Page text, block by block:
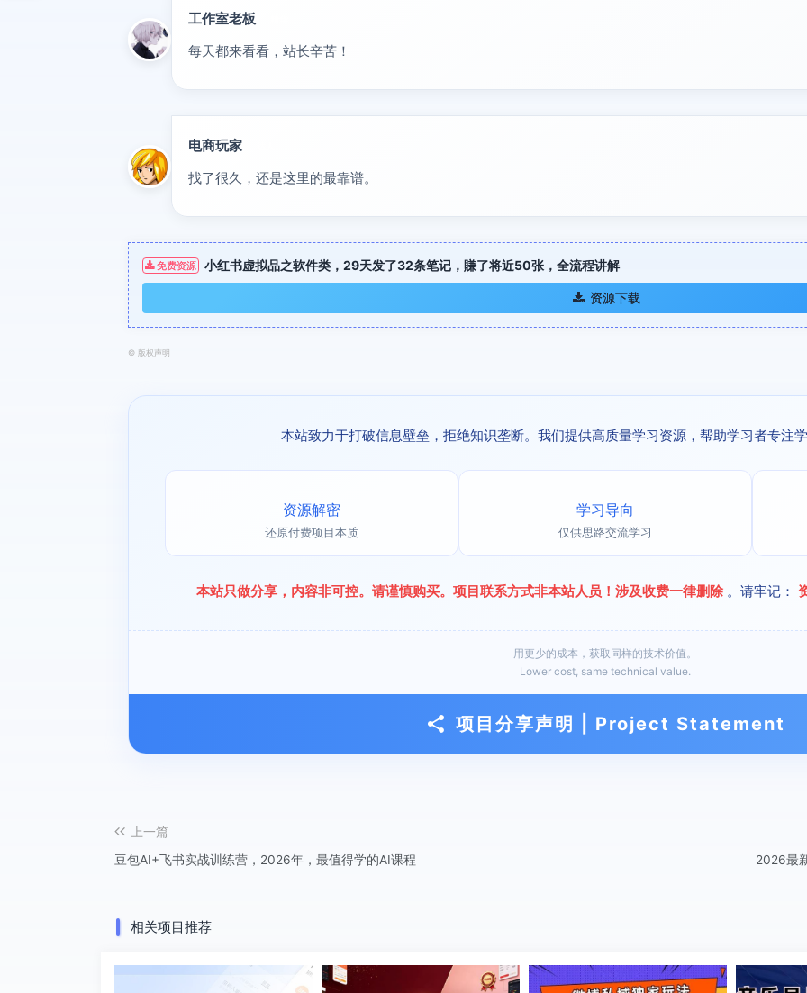
工作室老板
每天都来看看，站长辛苦！
电商玩家
找了很久，还是这里的最靠谱。
免费资源 小红书虚拟品之软件类，29天发了32条笔记，賺了将近50张，全流程讲解
资源下载
© 版权声明
本站致力于打破信息壁垒，拒绝知识垄断。我们提供高质量学习资源，帮助学习者专注
资源解密
还原付费项目本质
学习导向
仅供思路交流学习
本站只做分享，内容非可控。请谨慎购买。项目联系方式非本站人员！涉及收费一律删除 。请牢记：
用更少的成本，获取同样的技术价值。
Lower cost, same technical value.
项目分享声明 | Project Statement
上一篇
豆包AI+飞书实战训练营，2026年，最值得学的AI课程
2026最
相关项目推荐